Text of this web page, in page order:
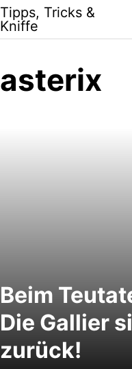
Tipps, Tricks &
Kniffe
asterix
Beim
Die Gallier
zurück!